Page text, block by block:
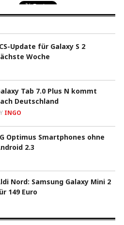
Update für Galaxy S 2
Woche
Tab 7.0 Plus N kommt
Deutschland
INGO
Optimus Smartphones ohne
2.3
Nord: Samsung Galaxy Mini 2
149 Euro